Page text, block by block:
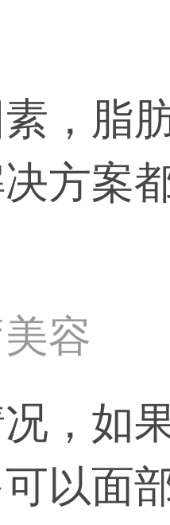
，脂
方案
容
，如
以面